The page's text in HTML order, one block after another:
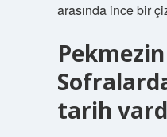
arasında ince bir
tarih